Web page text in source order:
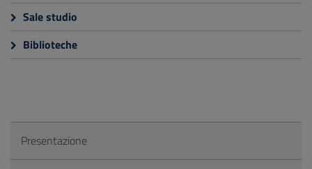
Sale studio
Biblioteche
Presentazione